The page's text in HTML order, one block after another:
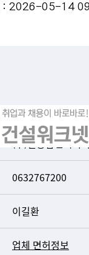
: 2026-05-14
(주)길종합건축사
0632767200
이길환
업체 면허정보